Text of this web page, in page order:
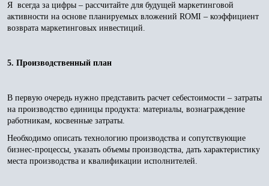
Я всегда за цифры – рассчитайте для будущей маркетинговой
активности на основе планируемых вложений ROMI – коэффициент
возврата маркетинговых инвестиций.
5. Производственный план
В первую очередь нужно представить расчет себестоимости – затраты
на производство единицы продукта: материалы, вознаграждение
работникам, косвенные затраты.
Необходимо описать технологию производства и сопутствующие
бизнес-процессы, указать объемы производства, дать характеристику
места производства и квалификации исполнителей.